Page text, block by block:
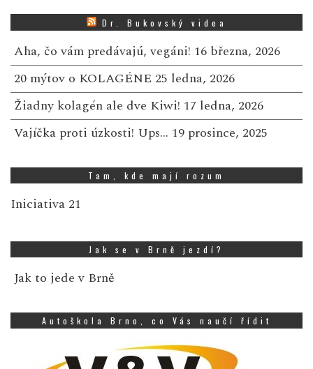
Dr. Bukovský videa
Aha, čo vám predávajú, vegáni! 16 března, 2026
20 mýtov o KOLAGÉNE 25 ledna, 2026
Žiadny kolagén ale dve Kiwi! 17 ledna, 2026
Vajíčka proti úzkosti! Ups… 19 prosince, 2025
Tam, kde mají rozum
Iniciativa 21
Jak se v Brně jezdí?
Jak to jede v Brně
Autoškola Brno, co Vás naučí řídit